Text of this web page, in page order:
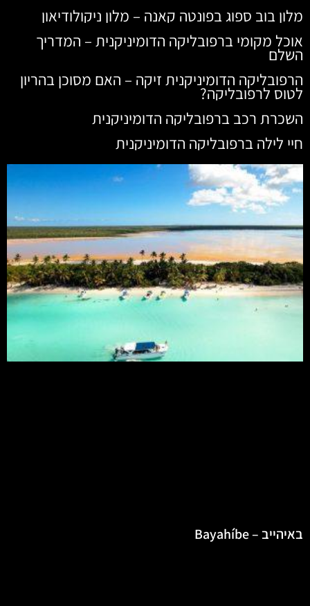
מלון בוב ספוג בפונטה קאנה – מלון ניקולודיאון
אוכל מקומי ברפובליקה הדומיניקנית – המדריך
השלם
הרפובליקה הדומיניקנית זיקה – האם מסוכן בהריון
לטוס לרפובליקה?
השכרת רכב ברפובליקה הדומיניקנית
חיי לילה ברפובליקה הדומיניקנית
באיהייב – Bayahíbe